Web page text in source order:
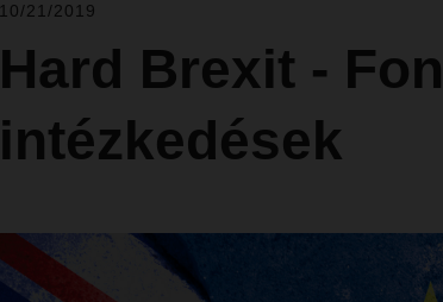
10/21/2019
Hard Brexit -
intézkedések